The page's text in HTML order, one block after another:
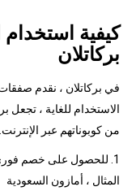
كيفية
بركاتلان
في بركاتلان ، نقدم
الاستخدام للغاية ، تجعل
من كوبوناتهم عبر
1. للحصول على خصم
المثال ، أمازون السعودية